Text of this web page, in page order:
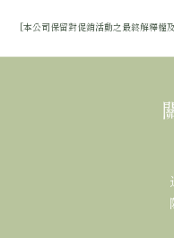
[本公司保留對促銷活動之最終解釋權